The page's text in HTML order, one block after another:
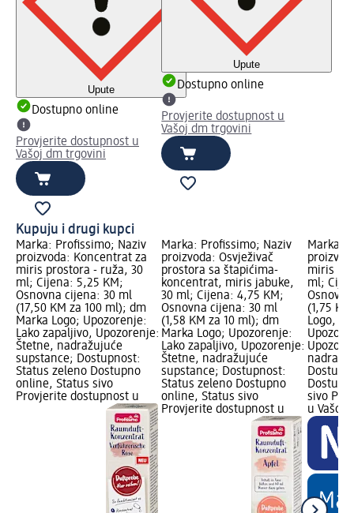
Upute
Dostupno online
Provjerite dostupnost u
Vašoj dm trgovini
Upute
Dostupno online
Provjerite dostupnost u
Vašoj dm trgovini
Kupuju i drugi kupci
Marka: Profissimo; Naziv
proizvoda: Koncentrat za
miris prostora - ruža, 30
ml; Cijena: 5,25 KM;
Osnovna cijena: 30 ml
(17,50 KM za 100 ml); dm
Marka Logo; Upozorenje:
Lako zapaljivo, Upozorenje:
Štetne, nadražujuće
supstance; Dostupnost:
Status zeleno Dostupno
online, Status sivo
Provjerite dostupnost u
Marka: Profissimo; Naziv
proizvoda: Osvježivač
prostora sa štapićima-
koncentrat, miris jabuke,
30 ml; Cijena: 4,75 KM;
Osnovna cijena: 30 ml
(1,58 KM za 10 ml); dm
Marka Logo; Upozorenje:
Lako zapaljivo, Upozorenje:
Štetne, nadražujuće
supstance; Dostupnost:
Status zeleno Dostupno
online, Status sivo
Provjerite dostupnost u
Marka:
miris
ml;
(1,75
Logo,
sivo
u Vašoj